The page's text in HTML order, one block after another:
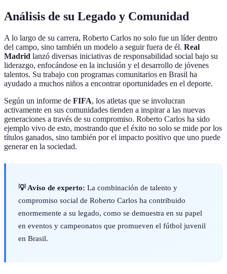
Análisis de su Legado y Comunidad
A lo largo de su carrera, Roberto Carlos no solo fue un líder dentro
del campo, sino también un modelo a seguir fuera de él. Real
Madrid lanzó diversas iniciativas de responsabilidad social bajo su
liderazgo, enfocándose en la inclusión y el desarrollo de jóvenes
talentos. Su trabajo con programas comunitarios en Brasil ha
ayudado a muchos niños a encontrar oportunidades en el deporte.
Según un informe de FIFA, los atletas que se involucran
activamente en sus comunidades tienden a inspirar a las nuevas
generaciones a través de su compromiso. Roberto Carlos ha sido
ejemplo vivo de esto, mostrando que el éxito no solo se mide por los
títulos ganados, sino también por el impacto positivo que uno puede
generar en la sociedad.
💡 Aviso de experto: La combinación de talento y
compromiso social de Roberto Carlos ha contribuido
enormemente a su legado, como se demuestra en su papel
en eventos y campeonatos que promueven el fútbol juvenil
en Brasil.